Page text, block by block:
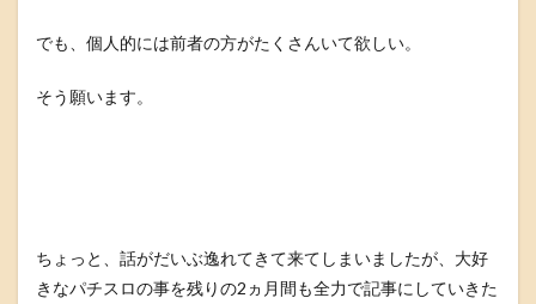
でも、個人的には前者の方がたくさんいて欲しい。
そう願います。
ちょっと、話がだいぶ逸れてきて来てしまいましたが、大好
きなパチスロの事を残りの2ヵ月間も全力で記事にしていきた